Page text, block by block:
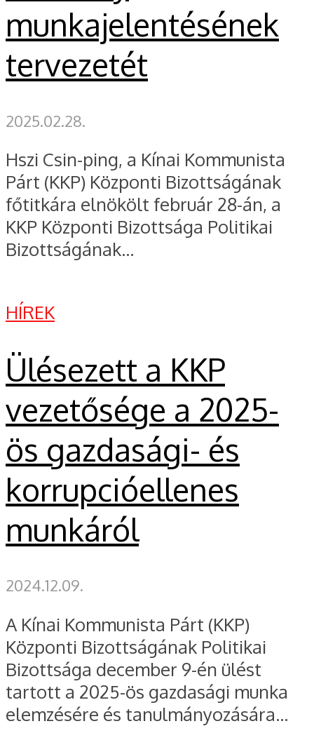
munkajelentésének
tervezetét
2025.02.28.
Hszi Csin-ping, a Kínai Kommunista
Párt (KKP) Központi Bizottságának
főtitkára elnökölt február 28-án, a
KKP Központi Bizottsága Politikai
Bizottságának...
HÍREK
Ülésezett a KKP
vezetősége a 2025-
ös gazdasági- és
korrupcióellenes
munkáról
2024.12.09.
A Kínai Kommunista Párt (KKP)
Központi Bizottságának Politikai
Bizottsága december 9-én ülést
tartott a 2025-ös gazdasági munka
elemzésére és tanulmányozására...